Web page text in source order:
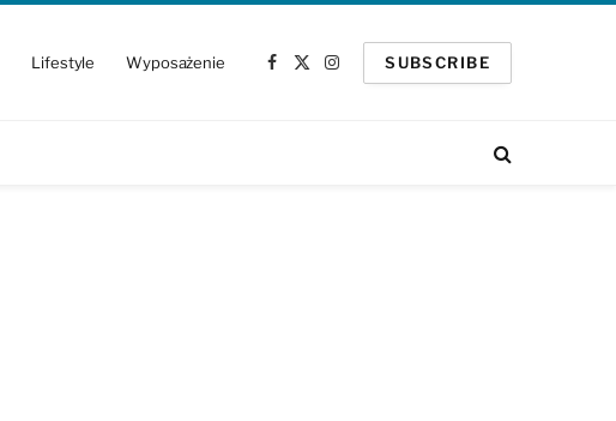
Lifestyle Wyposażenie
Facebook
X
Instagram
SUBSCRIBE